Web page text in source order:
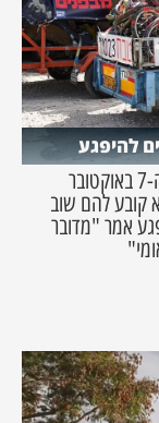
המוסד לביטוח לאומי כופה על נפגעים רבים מה-7 באוקטובר
קובע להם שוב
אמר "מדובר